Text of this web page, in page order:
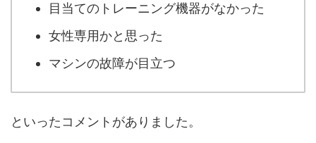
目当てのトレーニング機器がなかった
女性専用かと思った
マシンの故障が目立つ
といったコメントがありました。